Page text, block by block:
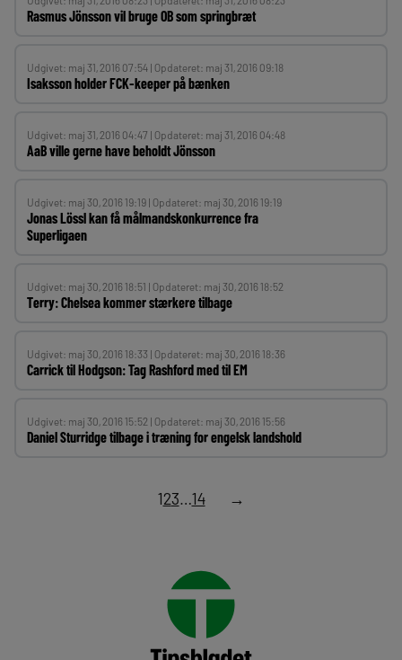
Rasmus Jönsson vil bruge OB som springbræt
Udgivet: maj 31, 2016 07:54 | Opdateret: maj 31, 2016 09:18
Isaksson holder FCK-keeper på bænken
Udgivet: maj 31, 2016 04:47 | Opdateret: maj 31, 2016 04:48
AaB ville gerne have beholdt Jönsson
Udgivet: maj 30, 2016 19:19 | Opdateret: maj 30, 2016 19:19
Jonas Lössl kan få målmandskonkurrence fra
Superligaen
Udgivet: maj 30, 2016 18:51 | Opdateret: maj 30, 2016 18:52
Terry: Chelsea kommer stærkere tilbage
Udgivet: maj 30, 2016 18:33 | Opdateret: maj 30, 2016 18:36
Carrick til Hodgson: Tag Rashford med til EM
Udgivet: maj 30, 2016 15:52 | Opdateret: maj 30, 2016 15:56
Daniel Sturridge tilbage i træning for engelsk landshold
123…14 →